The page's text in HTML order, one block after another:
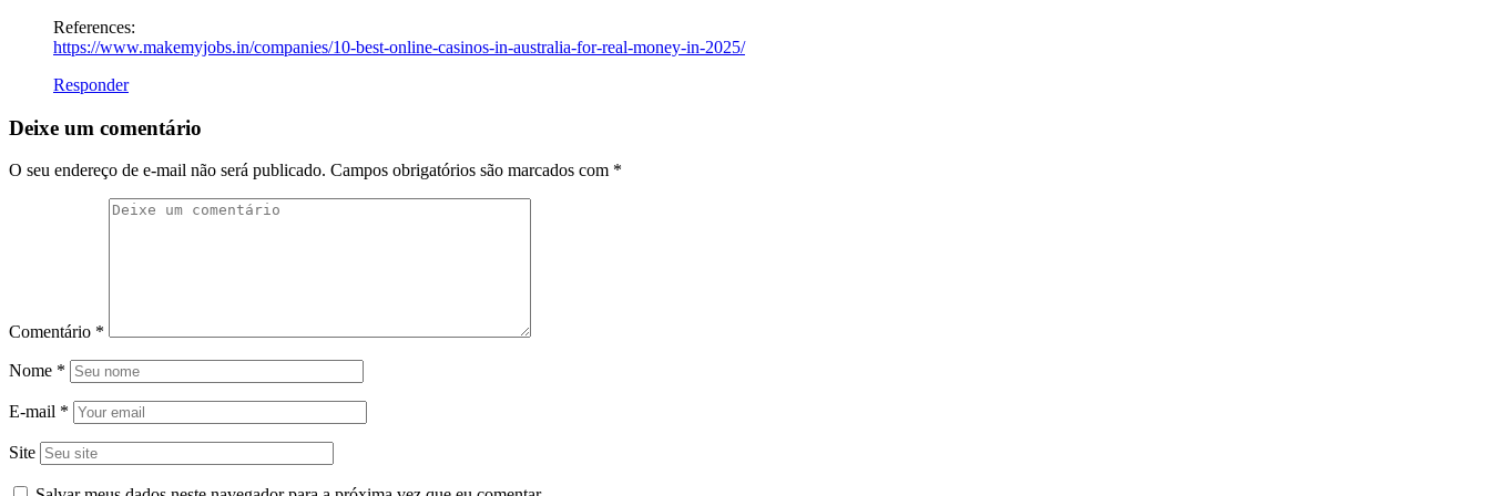
References:
https://www.makemyjobs.in/companies/10-best-online-casinos-in-australia-for-real-money-in-2025/
Responder
Deixe um comentário
O seu endereço de e-mail não será publicado. Campos obrigatórios são marcados com *
Comentário *
Nome *
E-mail *
Site